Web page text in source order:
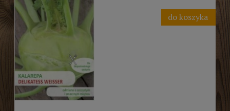
do koszyka